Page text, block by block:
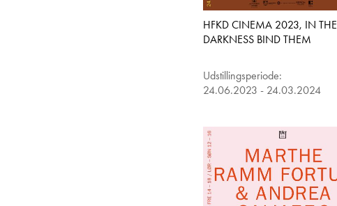
HFKD CINEMA 2023, IN THE
DARKNESS BIND THEM
Udstillingsperiode:
24.06.2023 - 24.03.2024